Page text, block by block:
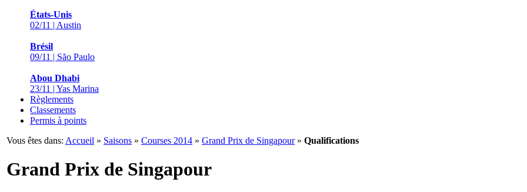
États-Unis
02/11 | Austin
Brésil
09/11 | São Paulo
Abou Dhabi
23/11 | Yas Marina
Règlements
Classements
Permis à points
Vous êtes dans: Accueil » Saisons » Courses 2014 » Grand Prix de Singapour» Qualifications
Grand Prix de Singapour